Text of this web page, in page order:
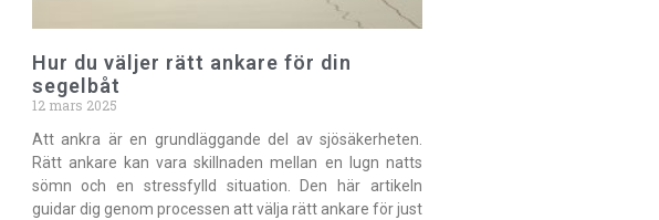
Hur du väljer rätt ankare för din
segelbåt
12 mars 2025
Att ankra är en grundläggande del av sjösäkerheten.
Rätt ankare kan vara skillnaden mellan en lugn natts
sömn och en stressfylld situation. Den här artikeln
guidar dig genom processen att välja rätt ankare för just